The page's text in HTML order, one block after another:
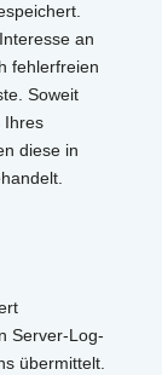
an
fehlerfreien
Soweit
Ihres
diese in
Server-Log-
übermittelt.